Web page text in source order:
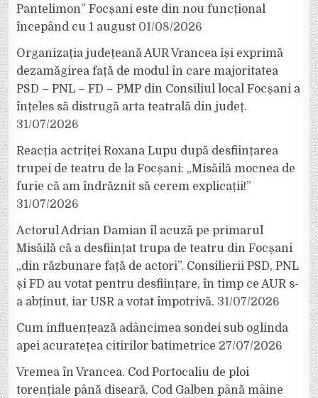
Pantelimon” Focșani este din nou funcțional
începând cu 1 august 01/08/2026
Organizația județeană AUR Vrancea își exprimă
dezamăgirea față de modul în care majoritatea
PSD – PNL – FD – PMP din Consiliul local Focșani a
înțeles să distrugă arta teatrală din județ.
31/07/2026
Reacția actriței Roxana Lupu după desființarea
trupei de teatru de la Focșani: „Misăilă mocnea de
furie că am îndrăznit să cerem explicații!”
31/07/2026
Actorul Adrian Damian îl acuză pe primarul
Misăilă că a desființat trupa de teatru din Focșani
„din răzbunare față de actori”. Consilierii PSD, PNL
și FD au votat pentru desființare, în timp ce AUR s-
a abținut, iar USR a votat împotrivă. 31/07/2026
Cum influențează adâncimea sondei sub oglinda
apei acuratețea citirilor batimetrice 27/07/2026
Vremea în Vrancea. Cod Portocaliu de ploi
torențiale până diseară, Cod Galben până mâine